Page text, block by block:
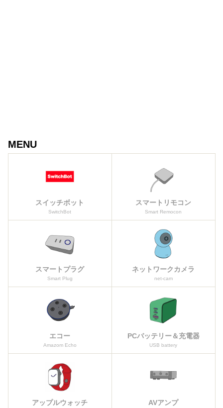
MENU
スイッチボット
SwitchBot
スマートリモコン
Smart Remocon
スマートプラグ
Smart Plug
ネットワークカメラ
net-cam
エコー
Amazom Echo
PCバッテリー＆充電器
USB battery
アップルウォッチ AVアンプ